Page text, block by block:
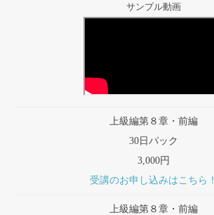
サンプル動画
上級編第８章・前編
30日パック
3,000円
受講のお申し込みはこちら！
上級編第８章・前編